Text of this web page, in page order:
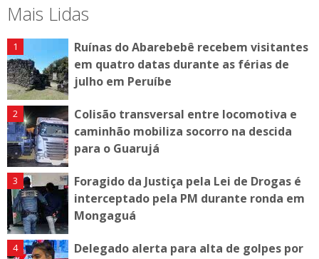
Mais Lidas
Ruínas do Abarebebê recebem visitantes
em quatro datas durante as férias de
julho em Peruíbe
Colisão transversal entre locomotiva e
caminhão mobiliza socorro na descida
para o Guarujá
Foragido da Justiça pela Lei de Drogas é
interceptado pela PM durante ronda em
Mongaguá
Delegado alerta para alta de golpes por